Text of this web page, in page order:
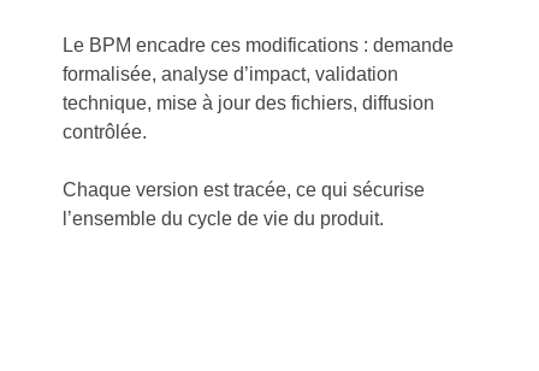
Le BPM encadre ces modifications : demande
formalisée, analyse d’impact, validation
technique, mise à jour des fichiers, diffusion
contrôlée.
Chaque version est tracée, ce qui sécurise
l’ensemble du cycle de vie du produit.